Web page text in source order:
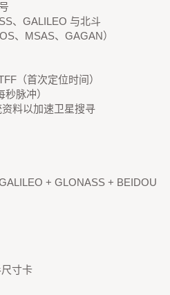
、GALILEO 与北斗
、MSAS、GAGAN）
（首次定位时间）
脉冲）
料以加速卫星搜寻
+ GLONASS + BEIDOU
寸卡